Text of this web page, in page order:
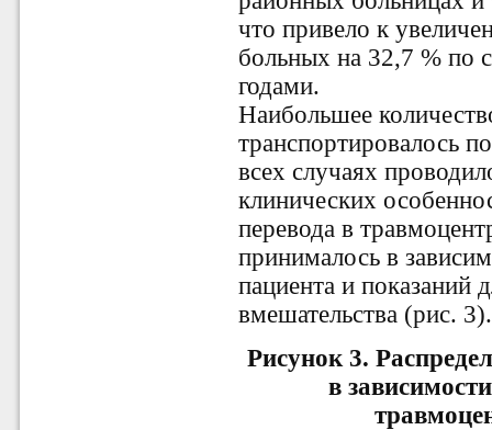
что привело к
больных на 32,7 % по
годами.
Наибольшее
транспортировалось
всех случаях
клинических
перевода в
принималось в
пациента и показаний
вмешательства (рис. 3).
Рисунок 3.
в